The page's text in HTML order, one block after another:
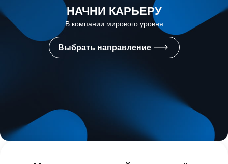
НАЧНИ КАРЬЕРУ
В компании мирового уровня
Выбрать направление